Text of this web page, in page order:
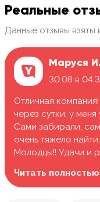
Реальные
Данные отзывы взяты
Маруся И.
30.08 в
Отличная
через сутки, у
Сами забирали,
очень тяжело
Молодцы!! Удачи и
Читать полностью